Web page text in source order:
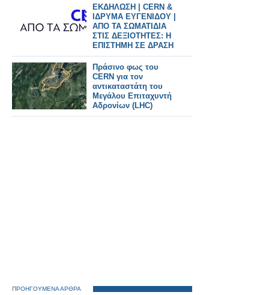
ΕΚΔΗΛΩΣΗ | CERN &
ΙΔΡΥΜΑ ΕΥΓΕΝΙΔΟΥ |
ΑΠΟ ΤΑ ΣΩΜΑΤΙΔΙΑ
ΣΤΙΣ ΔΕΞΙΟΤΗΤΕΣ: Η
ΕΠΙΣΤΗΜΗ ΣΕ ΔΡΑΣΗ
Πράσινο φως του
CERN για τον
αντικαταστάτη του
Μεγάλου Επιταχυντή
Αδρονίων (LHC)
ΠΡΟΗΓΟΥΜΕΝΑ ΑΡΘΡΑ